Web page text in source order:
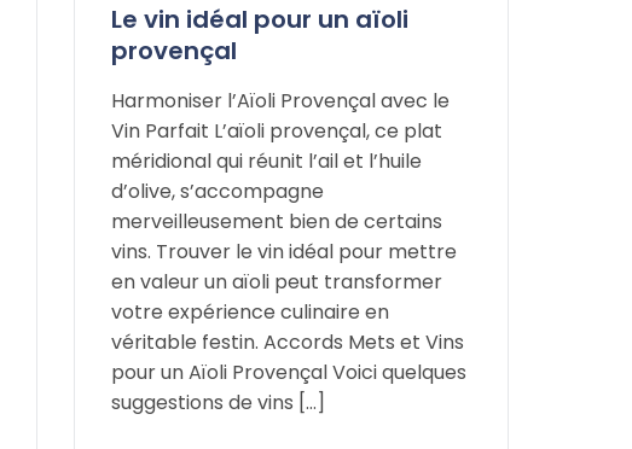
Le vin idéal pour un aïoli
provençal
Harmoniser l’Aïoli Provençal avec le
Vin Parfait L’aïoli provençal, ce plat
méridional qui réunit l’ail et l’huile
d’olive, s’accompagne
merveilleusement bien de certains
vins. Trouver le vin idéal pour mettre
en valeur un aïoli peut transformer
votre expérience culinaire en
véritable festin. Accords Mets et Vins
pour un Aïoli Provençal Voici quelques
suggestions de vins […]